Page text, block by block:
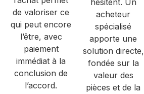
de valoriser ce
qui peut encore
l’être, avec
paiement
immédiat à la
conclusion de
l’accord.
hésitent. Un
acheteur
spécialisé
apporte une
solution directe,
fondée sur la
valeur des
pièces et de la